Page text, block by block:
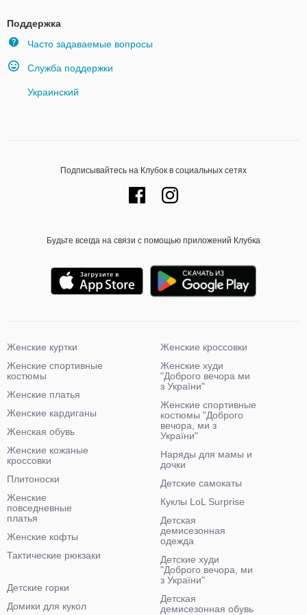
Поддержка
Часто задаваемые вопросы
Служба поддержки
Украинский
Подписывайтесь на Клубок в социальных сетях
Будьте всегда на связи с помощью приложений Клубка
Женские куртки
Женские спортивные
костюмы
Женские платья
Женские кардиганы
Женская обувь
Женские кожаные
кроссовки
Плитоноски
Женские
повседневные
платья
Женские кофты
Тактические рюкзаки
Женские кроссовки
Женские худи
"Доброго вечора ми
з України"
Женские спортивные
костюмы "Доброго
вечора, ми з
України"
Наряды для мамы и
дочки
Детские самокаты
Куклы LoL Surprise
Детская
демисезонная
одежда
Детские худи
"Доброго вечора, ми
з України"
Детская
демисезонная обувь
Детские горки
Домики для кукол